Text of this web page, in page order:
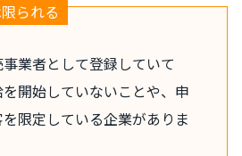
られる
業者として登録していて
開始していないことや、申
限定している企業がありま